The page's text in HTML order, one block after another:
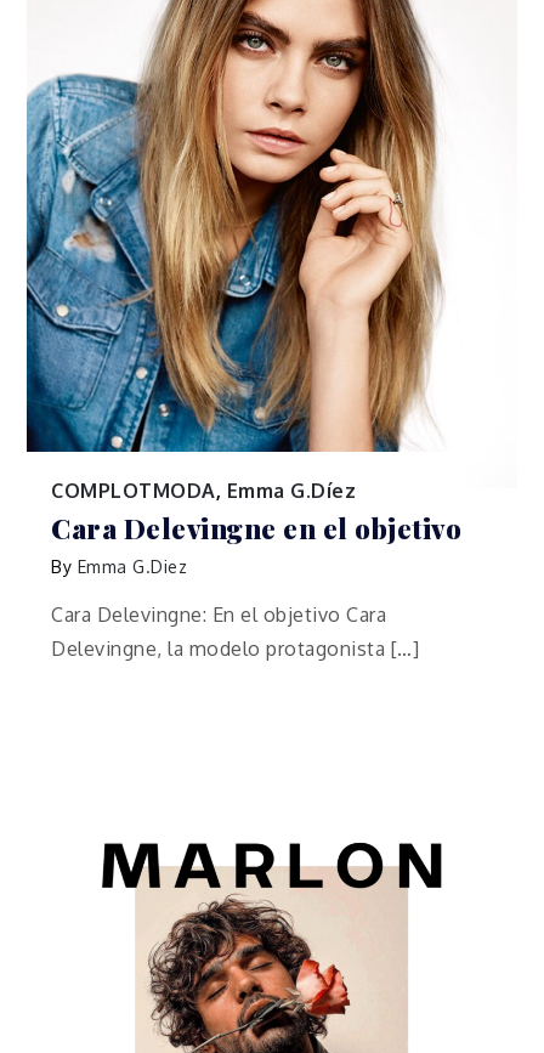
COMPLOTMODA, Emma G.Díez
Cara Delevingne en el objetivo
By Emma G.Diez
Cara Delevingne: En el objetivo Cara
Delevingne, la modelo protagonista […]